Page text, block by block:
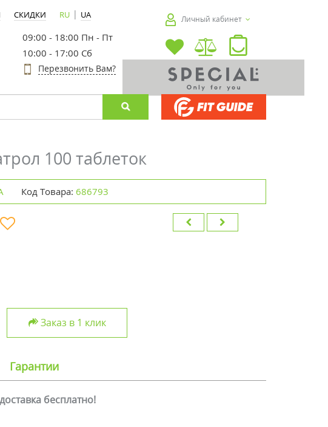
СКИДКИ RU | UA
09:00 - 18:00 Пн - Пт
10:00 - 17:00 Сб
Перезвонить Вам?
Личный кабинет
100 таблеток
Код Товара: 686793
Заказ в 1 клик
Гарантии
бесплатно!